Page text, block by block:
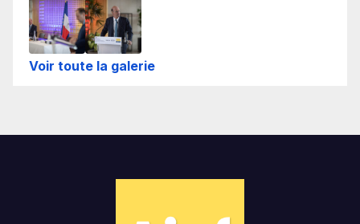
Voir toute la galerie